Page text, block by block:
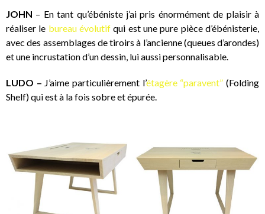
JOHN – En tant qu’ébéniste j’ai pris énormément de plaisir à
réaliser le bureau évolutif qui est une pure pièce d’ébénisterie,
avec des assemblages de tiroirs à l’ancienne (queues d’arondes)
et une incrustation d’un dessin, lui aussi personnalisable.
LUDO – J’aime particulièrement l’étagère “paravent” (Folding
Shelf) qui est à la fois sobre et épurée.